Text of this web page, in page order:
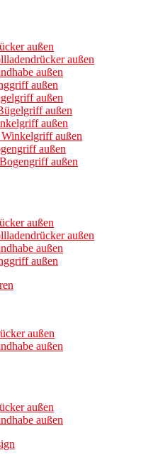
außen
außen
außen
außen
außen
außen
außen
außen
außen
außen
außen
außen
außen
außen
außen
außen
außen
außen